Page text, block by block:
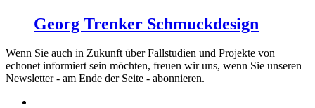
Georg Trenker Schmuckdesign
Wenn Sie auch in Zukunft über Fallstudien und Projekte von
echonet informiert sein möchten, freuen wir uns, wenn Sie unseren
Newsletter - am Ende der Seite - abonnieren.